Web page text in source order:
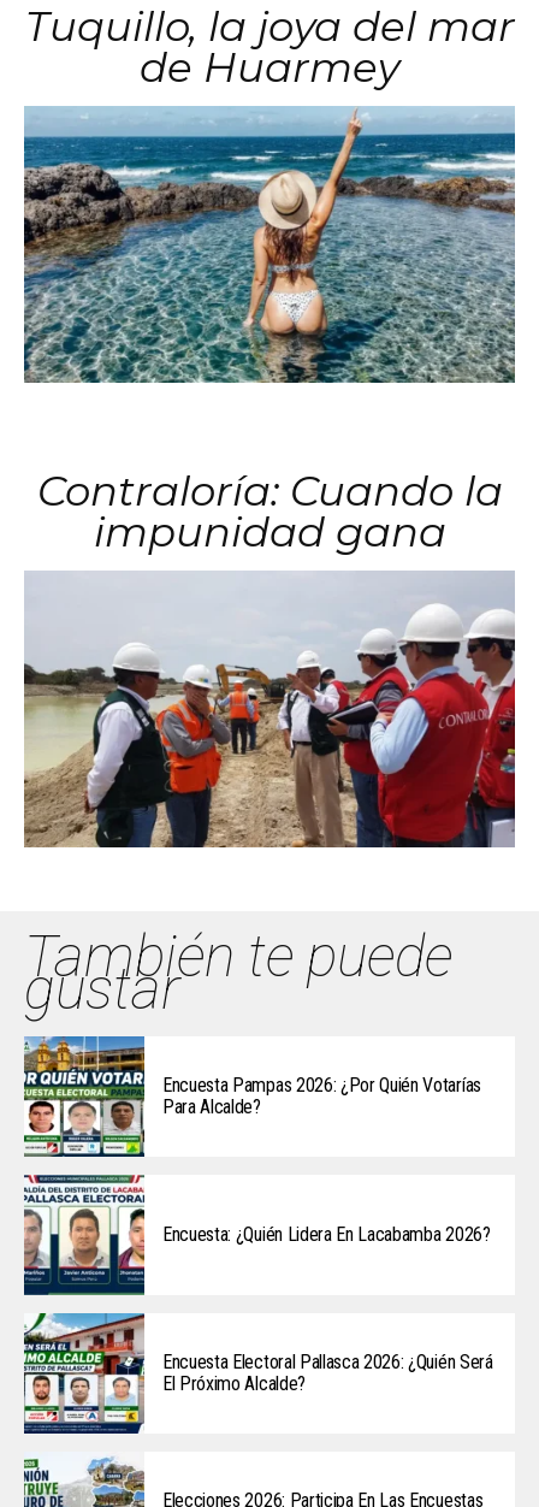
Tuquillo, la joya del mar
de Huarmey
Contraloría: Cuando la
impunidad gana
También te puede
gustar
Encuesta Pampas 2026: ¿Por Quién Votarías
Para Alcalde?
Encuesta: ¿Quién Lidera En Lacabamba 2026?
Encuesta Electoral Pallasca 2026: ¿Quién Será
El Próximo Alcalde?
Elecciones 2026: Participa En Las Encuestas